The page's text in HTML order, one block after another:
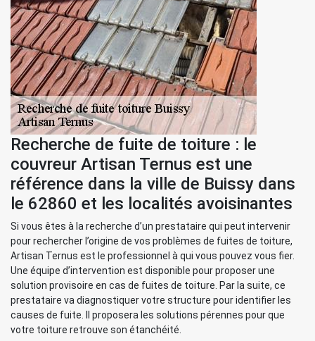
Recherche de fuite de toiture : le
couvreur Artisan Ternus est une
référence dans la ville de Buissy dans
le 62860 et les localités avoisinantes
Si vous êtes à la recherche d’un prestataire qui peut intervenir
pour rechercher l’origine de vos problèmes de fuites de toiture,
Artisan Ternus est le professionnel à qui vous pouvez vous fier.
Une équipe d’intervention est disponible pour proposer une
solution provisoire en cas de fuites de toiture. Par la suite, ce
prestataire va diagnostiquer votre structure pour identifier les
causes de fuite. Il proposera les solutions pérennes pour que
votre toiture retrouve son étanchéité.